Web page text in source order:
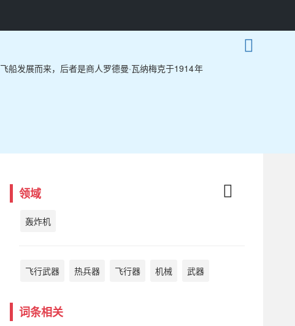
船发展而来，后者是商人罗德曼·瓦纳梅克于1914年
领域
轰炸机
飞行武器 热兵器 飞行器 机械 武器
词条相关